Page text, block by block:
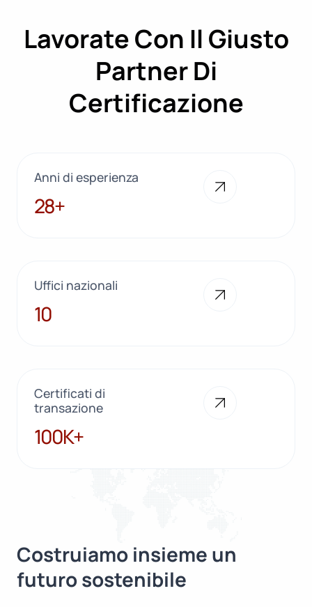
Lavorate Con Il Giusto
Partner Di
Certificazione
Anni di esperienza
28+
28+
Uffici nazionali
10
10
Certificati di
transazione
100K+
100K+
Costruiamo insieme un
futuro sostenibile